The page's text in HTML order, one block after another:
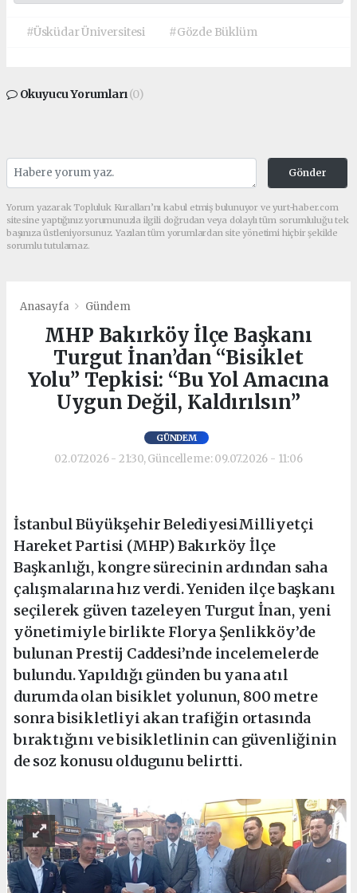
#Üsküdar Üniversitesi #Gözde Büklüm
Okuyucu Yorumları(0)
Gönder
Yorum yazarak Topluluk Kuralları’nı kabul etmiş bulunuyor ve yurt-haber.com
sitesine yaptığınız yorumunuzla ilgili doğrudan veya dolaylı tüm sorumluluğu tek
başınıza üstleniyorsunuz. Yazılan tüm yorumlardan site yönetimi hiçbir şekilde
sorumlu tutulamaz.
Anasayfa Gündem
MHP Bakırköy İlçe Başkanı
Turgut İnan’dan “Bisiklet
Yolu” Tepkisi: “Bu Yol Amacına
Uygun Değil, Kaldırılsın”
GÜNDEM
02.07.2026 - 21:30, Güncelleme: 09.07.2026 - 11:06
İstanbul Büyükşehir BelediyesiMilliyetçi
Hareket Partisi (MHP) Bakırköy İlçe
Başkanlığı, kongre sürecinin ardından saha
çalışmalarına hız verdi. Yeniden ilçe başkanı
seçilerek güven tazeleyen Turgut İnan, yeni
yönetimiyle birlikte Florya Şenlikköy’de
bulunan Prestij Caddesi’nde incelemelerde
bulundu. Yapıldığı günden bu yana atıl
durumda olan bisiklet yolunun, 800 metre
sonra bisikletliyi akan trafiğin ortasında
bıraktığını ve bisikletlinin can güvenliğinin
de soz konusu oldugunu belirtti.